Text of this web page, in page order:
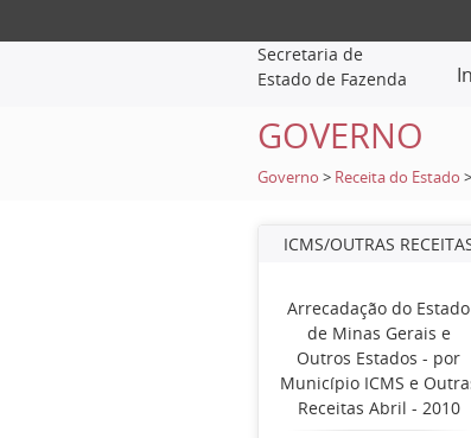
Secretaria de
Estado de Fazenda
GOVERNO
Governo > Receita do Estado >
ICMS/OUTRAS
Arrecadação do Estado
de Minas Gerais e
Outros Estados - por
Município ICMS e
Receitas Abril - 2010